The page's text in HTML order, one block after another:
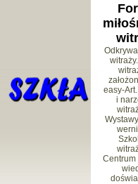
easy-
i